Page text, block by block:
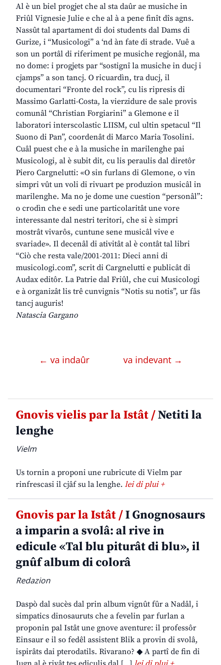
Al è un biel progjet che al sta daûr ae musiche in
Friûl Vignesie Julie e che al à a pene finît dîs agns.
Nassût tal apartament di doi students dal Dams di
Gurize, i “Musicologi” a ‘nd àn fate di strade. Vuê a
son un portâl di riferiment pe musiche regjonâl, ma
no dome: i progjets par “sostignî la musiche in ducj i
cjamps” a son tancj. O ricuardìn, tra ducj, il
documentari “Fronte del rock”, cu lis ripresis di
Massimo Garlatti-Costa, la vierzidure de sale provis
comunâl “Christian Forgiarini” a Glemone e il
laboratori interscolastic LIISM, cul ultin spetacul “Il
Suono di Pan”, coordenât di Marco Maria Tosolini.
Cuâl puest che e à la musiche in marilenghe pai
Musicologi, al è subit dit, cu lis peraulis dal diretôr
Piero Cargnelutti: «O sin furlans di Glemone, o vin
simpri vût un voli di rivuart pe produzion musicâl in
marilenghe. Ma no je dome une cuestion “personâl”:
o crodìn che e sedi une particolaritât une vore
interessante dal nestri teritori, che si è simpri
mostrât vivarôs, cuntune sene musicâl vive e
svariade». Il decenâl di ativitât al è contât tal libri
“Ciò che resta vale/2001-2011: Dieci anni di
musicologi.com”, scrit di Cargnelutti e publicât di
Audax editôr. La Patrie dal Friûl, che cui Musicologi
e à organizât lis trê cunvignis “Notis su notis”, ur fâs
tancj auguris!
Natascia Gargano
← va indaûr va indevant →
Gnovis vielis par la Istât /Netiti la
lenghe
Vielm
Us tornin a proponi une rubricute di Vielm par
rinfrescasi il cjâf su la lenghe. lei di plui +
Gnovis par la Istât /I Gnognosaurs
a imparin a svolâ: al rive in
edicule «Tal blu piturât di blu», il
gnûf album di colorâ
Redazion
Daspò dal sucès dal prin album vignût fûr a Nadâl, i
simpatics dinosauruts che a fevelin par furlan a
proponin pal Istât une gnove aventure: il professôr
Einsaur e il so fedêl assistent Blik a provin di svolâ,
ispirâts dai pterodatils. Rivarano? ◆ A partî de fin di